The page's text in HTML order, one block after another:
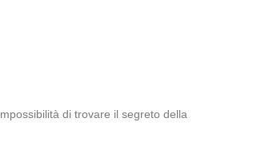
di trovare il segreto della